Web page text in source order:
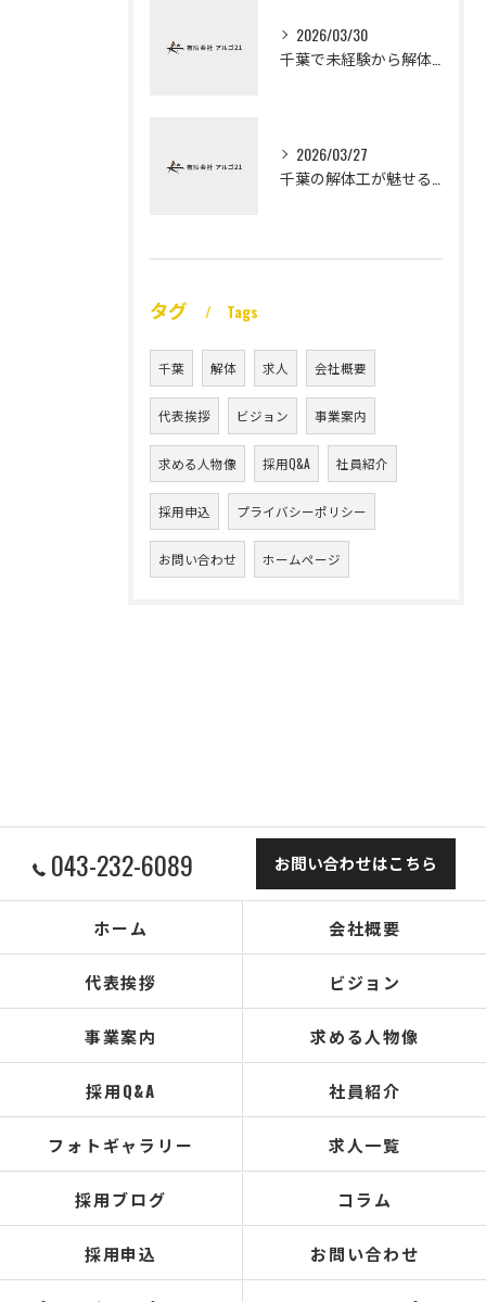
2026/03/30
2026/03/27
タグ Tags
千葉 解体 求人 会社概要
代表挨拶 ビジョン 事業案内
求める人物像 採用Q&A 社員紹介
採用申込 プライバシーポリシー
お問い合わせ ホームページ
043-232-6089 お問い合わせはこちら
ホーム 会社概要
代表挨拶 ビジョン
事業案内 求める人物像
採用Q&A 社員紹介
フォトギャラリー 求人一覧
採用ブログ コラム
採用申込 お問い合わせ